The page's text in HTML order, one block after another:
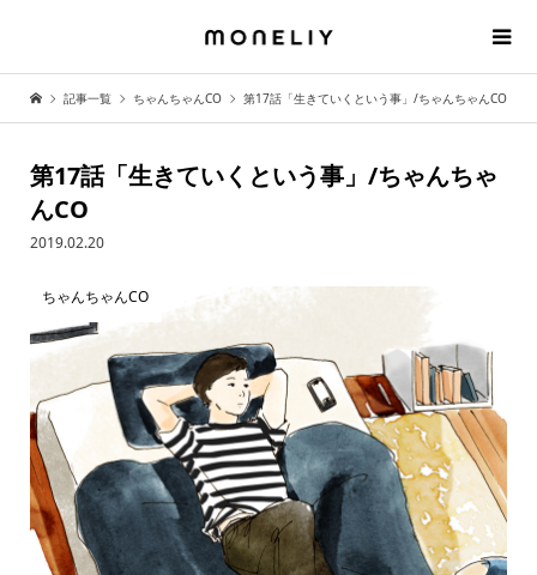
記事一覧 ちゃんちゃんCO 第17話「生きていくという事」/ちゃんちゃんCO
第17話「生きていくという事」/ちゃんちゃ
んCO
2019.02.20
ちゃんちゃんCO